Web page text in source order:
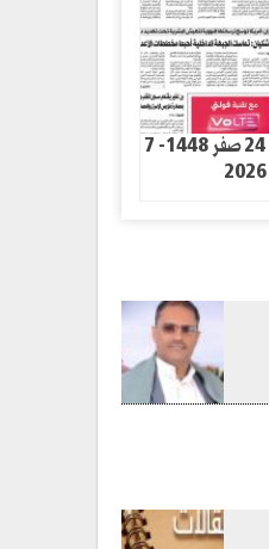
صحيفة الثورة الجمعه 24 صفر 1448- 7